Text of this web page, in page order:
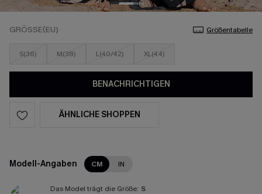
GRÖSSE(EU) Größentabelle
S(36) M(38) L(40/42) XL(44)
BENACHRICHTIGEN
ÄHNLICHE SHOPPEN
Modell-Angaben CM IN
Das Model trägt die Größe: S